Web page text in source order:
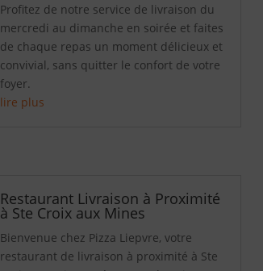
Profitez de notre service de livraison du
mercredi au dimanche en soirée et faites
de chaque repas un moment délicieux et
convivial, sans quitter le confort de votre
foyer.
lire plus
Restaurant Livraison à Proximité
à Ste Croix aux Mines
Bienvenue chez Pizza Liepvre, votre
restaurant de livraison à proximité à Ste